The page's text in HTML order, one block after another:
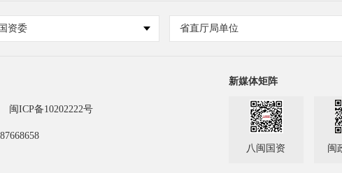
资委 省直厅局单位
闽ICP备10202222号
新媒体矩阵
八闽国资 闽